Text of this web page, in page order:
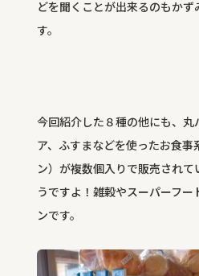
どを聞くことが出来るのもか
す。
今回紹介した８種の他にも、丸
ア、ふすまなどを使ったお食
ン）が複数個入りで販売され
うですよ！雑穀やスーパーフ
ンです。